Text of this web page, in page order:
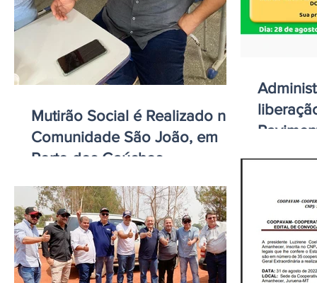
Mutirão Social é Realizado na
Comunidade São João, em
Porto dos Gaúchos